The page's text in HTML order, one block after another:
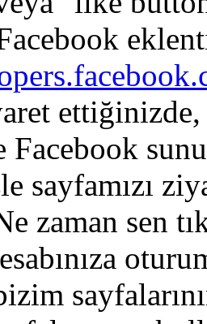
ettiğinizde,
Facebook
sayfamızı
zaman sen